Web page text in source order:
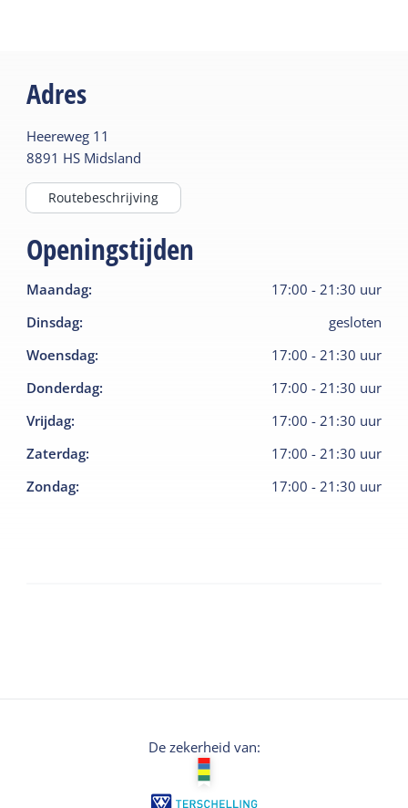
Adres
Heereweg 11
8891 HS Midsland
Routebeschrijving
Openingstijden
Maandag: 17:00 - 21:30 uur
Dinsdag:
gesloten
Woensdag: 17:00 - 21:30 uur
Donderdag: 17:00 - 21:30 uur
Vrijdag: 17:00 - 21:30 uur
Zaterdag: 17:00 - 21:30 uur
Zondag: 17:00 - 21:30 uur
De zekerheid van: